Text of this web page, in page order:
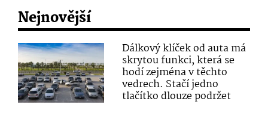
Nejnovější
Dálkový klíček od auta má
skrytou funkci, která se
hodí zejména v těchto
vedrech. Stačí jedno
tlačítko dlouze podržet